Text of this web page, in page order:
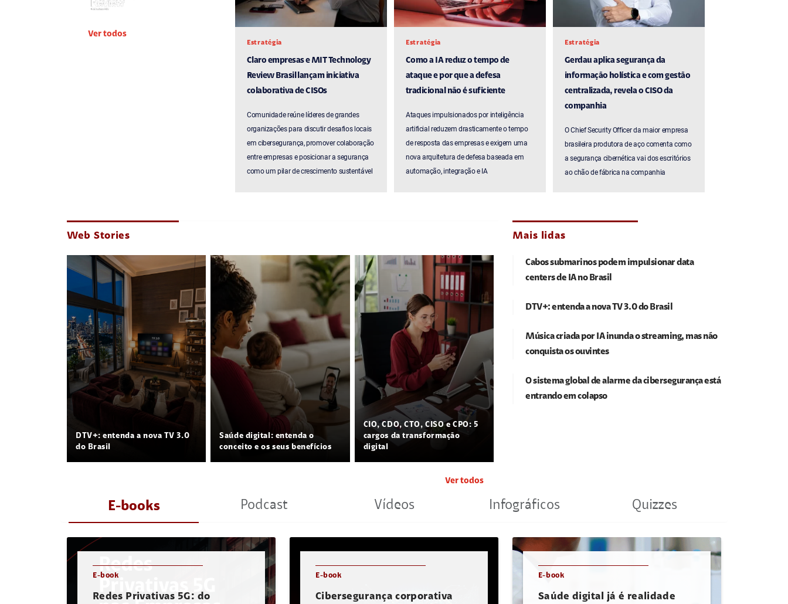
Ver todos
Estratégia
Claro empresas e MIT Technology
Review Brasil lançam iniciativa
colaborativa de CISOs
Comunidade reúne líderes de grandes
organizações para discutir desafios locais
em cibersegurança, promover colaboração
entre empresas e posicionar a segurança
como um pilar de crescimento sustentável
Estratégia
Como a IA reduz o tempo de
ataque e por que a defesa
tradicional não é suficiente
Ataques impulsionados por inteligência
artificial reduzem drasticamente o tempo
de resposta das empresas e exigem uma
nova arquitetura de defesa baseada em
automação, integração e IA
Estratégia
Gerdau aplica segurança da
informação holística e com gestão
centralizada, revela o CISO da
companhia
O Chief Security Officer da maior empresa
brasileira produtora de aço comenta como
a segurança cibernética vai dos escritórios
ao chão de fábrica na companhia
Web Stories
DTV+: entenda a nova TV 3.0
do Brasil
Saúde digital: entenda o
conceito e os seus benefícios
CIO, CDO, CTO, CISO e CPO: 5
cargos da transformação
digital
Ver todos
Mais lidas
Cabos submarinos podem impulsionar data
centers de IA no Brasil
DTV+: entenda a nova TV 3.0 do Brasil
Música criada por IA inunda o streaming, mas não
conquista os ouvintes
O sistema global de alarme da cibersegurança está
entrando em colapso
E-books Podcast Vídeos Infográficos Quizzes
E-book
Redes Privativas 5G: do
E-book
Cibersegurança corporativa
E-book
Saúde digital já é realidade